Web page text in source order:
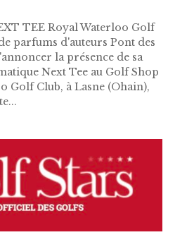
TEE Royal Waterloo Golf
parfums d'auteurs Pont des
la présence de sa
Next Tee au Golf Shop
Golf Club, à Lasne (Ohain),